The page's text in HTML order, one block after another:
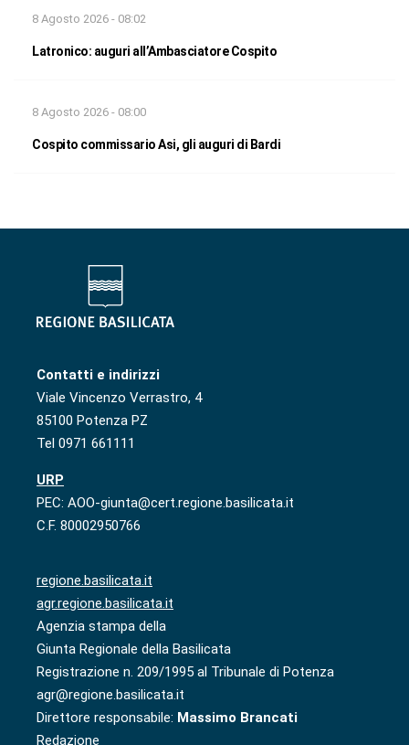
8 Agosto 2026 - 08:02
Latronico: auguri all’Ambasciatore Cospito
8 Agosto 2026 - 08:00
Cospito commissario Asi, gli auguri di Bardi
Contatti e indirizzi
Viale Vincenzo Verrastro, 4
85100 Potenza PZ
Tel 0971 661111
URP
PEC: AOO-giunta@cert.regione.basilicata.it
C.F. 80002950766
regione.basilicata.it
agr.regione.basilicata.it
Agenzia stampa della
Giunta Regionale della Basilicata
Registrazione n. 209/1995 al Tribunale di Potenza
agr@regione.basilicata.it
Direttore responsabile: Massimo Brancati
Redazione